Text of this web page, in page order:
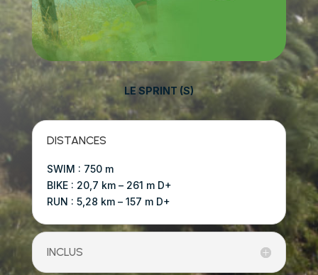
LE SPRINT (S)
DISTANCES
SWIM : 750 m
BIKE : 20,7 km – 261 m D+
RUN : 5,28 km – 157 m D+
INCLUS